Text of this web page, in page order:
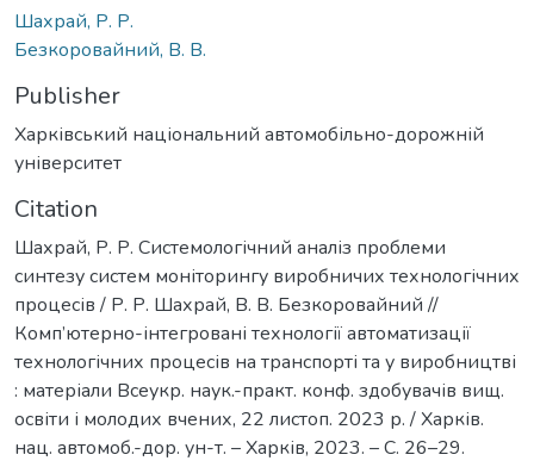
Шахрай, Р. Р.
Безкоровайний, В. В.
Publisher
Харківський національний автомобільно-дорожній
університет
Citation
Шахрай, Р. Р. Системологічний аналіз проблеми
синтезу систем моніторингу виробничих технологічних
процесів / Р. Р. Шахрай, В. В. Безкоровайний //
Комп’ютерно-інтегровані технології автоматизації
технологічних процесів на транспорті та у виробництві
: матеріали Всеукр. наук.-практ. конф. здобувачів вищ.
освіти і молодих вчених, 22 листоп. 2023 р. / Харків.
нац. автомоб.-дор. ун-т. – Харків, 2023. – С. 26–29.